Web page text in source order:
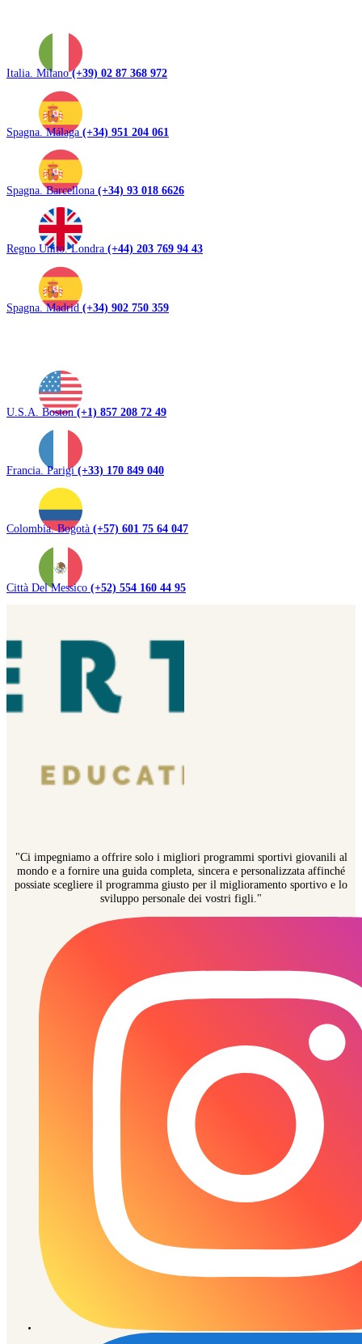
Italia. Milano(+39) 02 87 368 972
Spagna. Málaga (+34) 951 204 061
Spagna. Barcellona (+34) 93 018 6626
Regno Unito. Londra (+44) 203 769 94 43
Spagna. Madrid (+34) 902 750 359
U.S.A. Boston(+1) 857 208 72 49
Francia. Parigi(+33) 170 849 040
Colombia. Bogotà (+57) 601 75 64 047
Città Del Messico (+52) 554 160 44 95
"Ci impegniamo a offrire solo i migliori programmi sportivi giovanili al
mondo e a fornire una guida completa, sincera e personalizzata affinché
possiate scegliere il programma giusto per il miglioramento sportivo e lo
sviluppo personale dei vostri figli."